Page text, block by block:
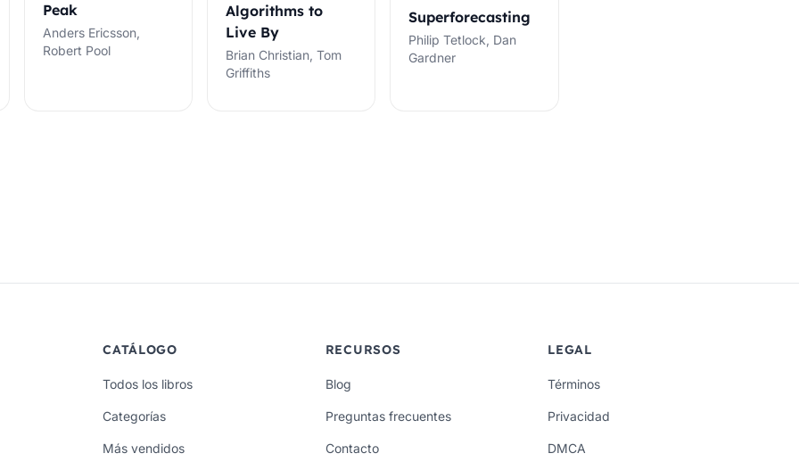
Peak
Anders Ericsson,
Robert Pool
Algorithms to
Live By
Brian Christian, Tom
Griffiths
Superforecasting
Philip Tetlock, Dan
Gardner
CATÁLOGO
Todos los libros
Categorías
Más vendidos
RECURSOS
Blog
Preguntas frecuentes
Contacto
LEGAL
Términos
Privacidad
DMCA